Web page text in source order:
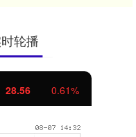
轮播
10.09 0.90%